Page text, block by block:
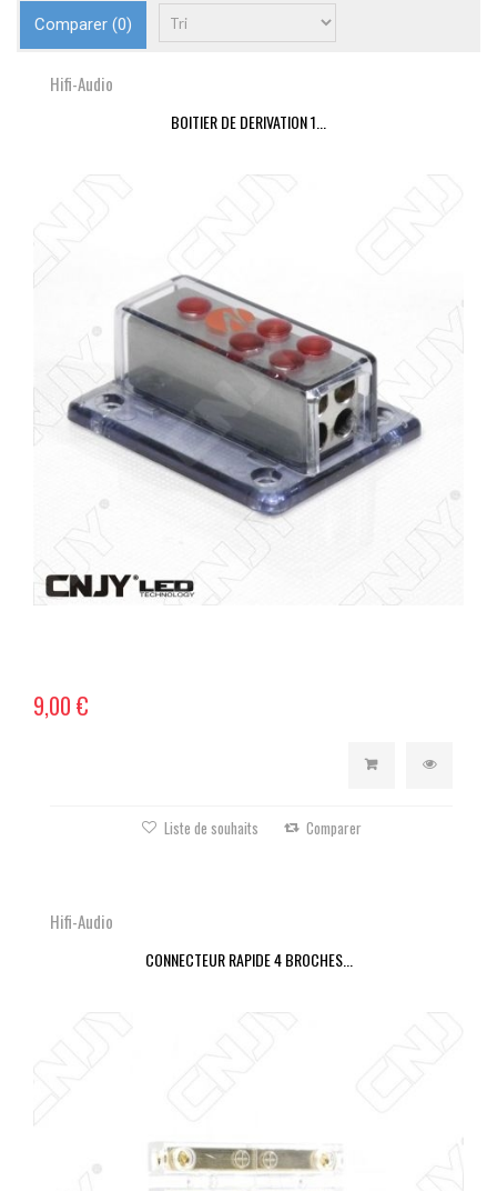
Comparer (0)
Hifi-Audio
BOITIER DE DERIVATION 1...
9,00 €
Liste de souhaits Comparer
Hifi-Audio
CONNECTEUR RAPIDE 4 BROCHES...